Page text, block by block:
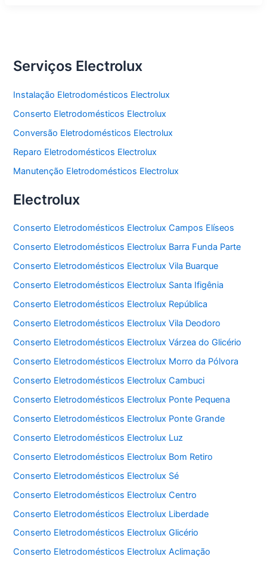
Serviços Electrolux
Instalação Eletrodomésticos Electrolux
Conserto Eletrodomésticos Electrolux
Conversão Eletrodomésticos Electrolux
Reparo Eletrodomésticos Electrolux
Manutenção Eletrodomésticos Electrolux
Electrolux
Conserto Eletrodomésticos Electrolux Campos Elíseos
Conserto Eletrodomésticos Electrolux Barra Funda Parte
Conserto Eletrodomésticos Electrolux Vila Buarque
Conserto Eletrodomésticos Electrolux Santa Ifigênia
Conserto Eletrodomésticos Electrolux República
Conserto Eletrodomésticos Electrolux Vila Deodoro
Conserto Eletrodomésticos Electrolux Várzea do Glicério
Conserto Eletrodomésticos Electrolux Morro da Pólvora
Conserto Eletrodomésticos Electrolux Cambuci
Conserto Eletrodomésticos Electrolux Ponte Pequena
Conserto Eletrodomésticos Electrolux Ponte Grande
Conserto Eletrodomésticos Electrolux Luz
Conserto Eletrodomésticos Electrolux Bom Retiro
Conserto Eletrodomésticos Electrolux Sé
Conserto Eletrodomésticos Electrolux Centro
Conserto Eletrodomésticos Electrolux Liberdade
Conserto Eletrodomésticos Electrolux Glicério
Conserto Eletrodomésticos Electrolux Aclimação